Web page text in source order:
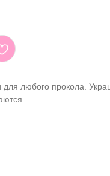
для любого прокола.